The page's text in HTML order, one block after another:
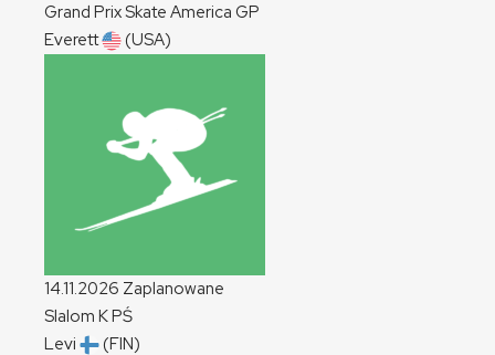
Grand Prix Skate America GP
Everett
(USA)
14.11.2026 Zaplanowane
Slalom KPŚ
Levi
(FIN)